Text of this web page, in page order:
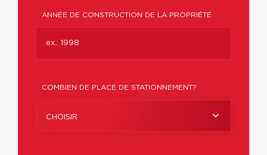
ANNÉE DE CONSTRUCTION DE LA PROPRIÉTÉ
COMBIEN DE PLACE DE STATIONNEMENT?
CHOISIR